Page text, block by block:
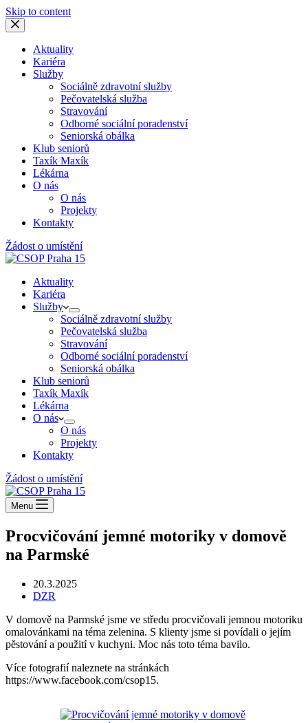
Skip to content
Aktuality
Kariéra
Služby
Sociálně zdravotní služby
Pečovatelská služba
Stravování
Odborné sociální poradenství
Seniorská obálka
Klub seniorů
Taxík Maxík
Lékárna
O nás
O nás
Projekty
Kontakty
Žádost o umístění
Aktuality
Kariéra
Služby
Sociálně zdravotní služby
Pečovatelská služba
Stravování
Odborné sociální poradenství
Seniorská obálka
Klub seniorů
Taxík Maxík
Lékárna
O nás
O nás
Projekty
Kontakty
Žádost o umístění
Menu
Procvičování jemné motoriky v domově
na Parmské
20.3.2025
DZR
V domově na Parmské jsme ve středu procvičovali jemnou motoriku
omalovánkami na téma zelenina. S klienty jsme si povídali o jejím
pěstování a použití v kuchyni. Moc nás toto téma bavilo.
Více fotografií naleznete na stránkách
https://www.facebook.com/csop15.